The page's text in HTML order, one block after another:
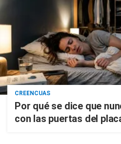
CREENCUAS
Por qué se dice que
con las puertas del